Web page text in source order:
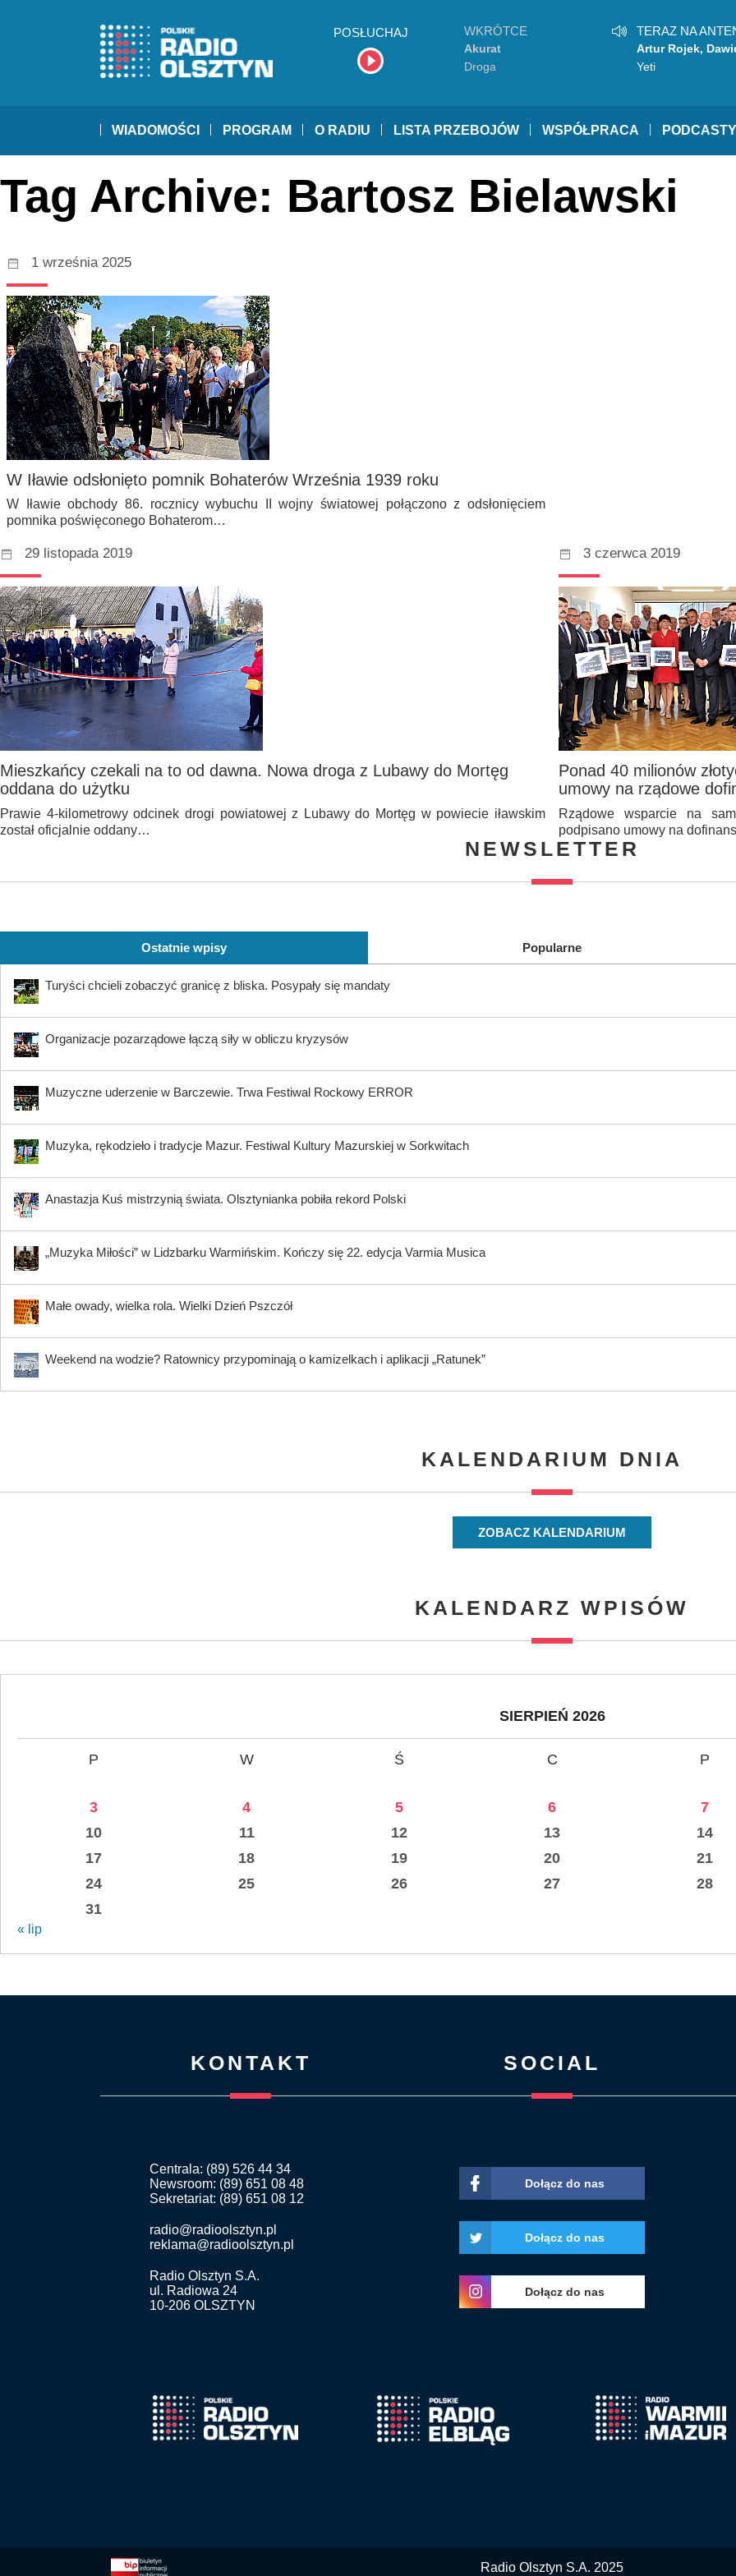
POSŁUCHAJ WKRÓTCE
Akurat
Droga
TERAZ NA
Artur Rojek,
Podsiadło
Yeti
WIADOMOŚCI PROGRAM O RADIU LISTA PRZEBOJÓW WSPÓŁPRACA PODCASTY
Tag Archive: Bartosz Bielawski
1 września 2025
W Iławie odsłonięto pomnik Bohaterów Września 1939 roku
W Iławie obchody 86. rocznicy wybuchu II wojny światowej połączono z odsłonięciem
pomnika poświęconego Bohaterom…
29 listopada 2019
Mieszkańcy czekali na to od dawna. Nowa droga z Lubawy do Mortęg
oddana do użytku
Prawie 4-kilometrowy odcinek drogi powiatowej z Lubawy do Mortęg w powiecie iławskim
został oficjalnie oddany…
3 czerwca 2019
Ponad 40 milionów
umowy na rządowe
Rządowe wsparcie na
podpisano umowy na
NEWSLETTER
Ostatnie wpisy Popularne
Turyści chcieli zobaczyć granicę z bliska. Posypały się mandaty
Organizacje pozarządowe łączą siły w obliczu kryzysów
Muzyczne uderzenie w Barczewie. Trwa Festiwal Rockowy ERROR
Muzyka, rękodzieło i tradycje Mazur. Festiwal Kultury Mazurskiej w Sorkwitach
Anastazja Kuś mistrzynią świata. Olsztynianka pobiła rekord Polski
„Muzyka Miłości” w Lidzbarku Warmińskim. Kończy się 22. edycja Varmia Musica
Małe owady, wielka rola. Wielki Dzień Pszczół
Weekend na wodzie? Ratownicy przypominają o kamizelkach i aplikacji „Ratunek”
KALENDARIUM DNIA
ZOBACZ KALENDARIUM
KALENDARZ WPISÓW
SIERPIEŃ 2026
P W Ś C P
3
4 5 6 7
10
11 12 13 14
17
18 19 20 21
24
25 26 27 28
31
« lip
KONTAKT
Centrala: (89) 526 44 34
Newsroom: (89) 651 08 48
Sekretariat: (89) 651 08 12
radio@radioolsztyn.pl
reklama@radioolsztyn.pl
Radio Olsztyn S.A.
ul. Radiowa 24
10-206 OLSZTYN
SOCIAL
Dołącz do nas
Dołącz do nas
Dołącz do nas
Radio Olsztyn S.A. 2025